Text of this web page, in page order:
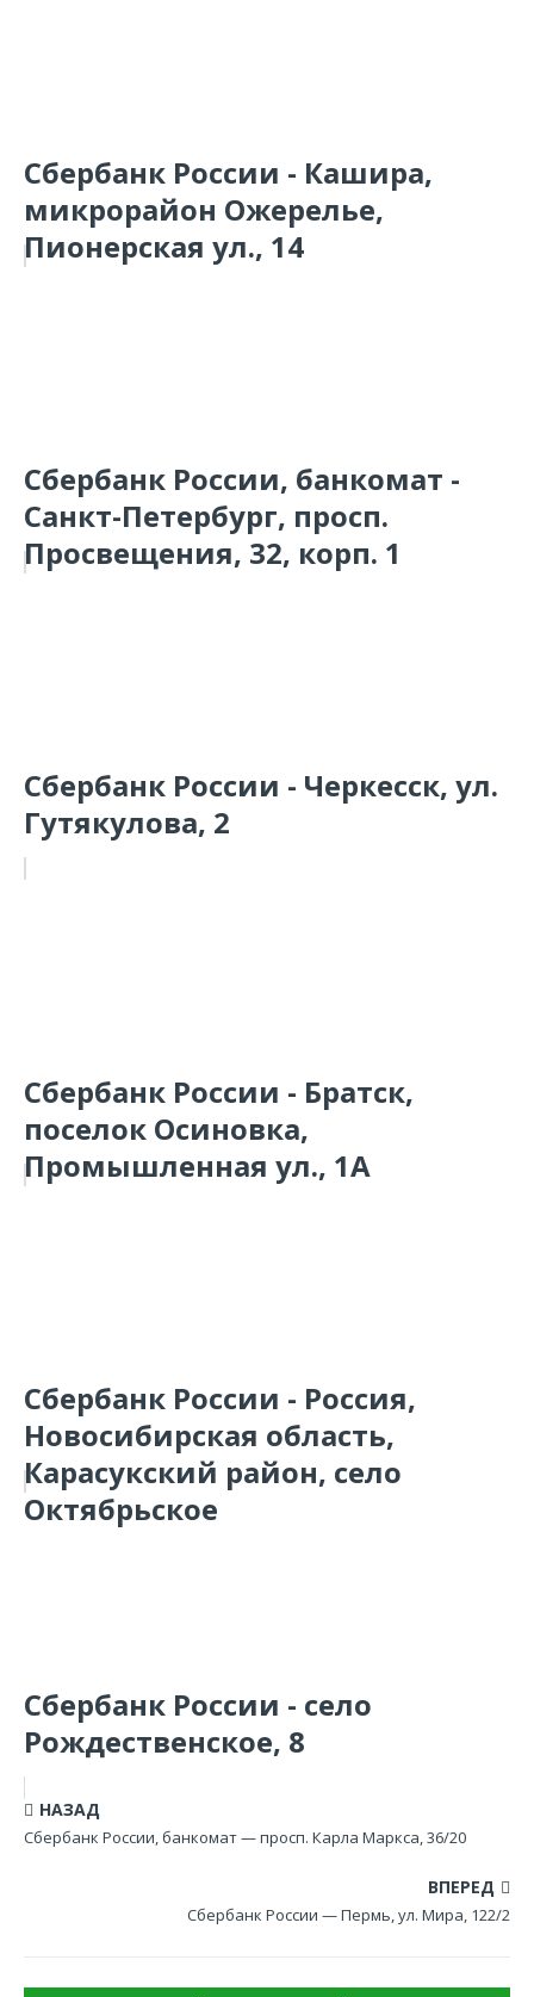
Сбербанк России - Кашира,
микрорайон Ожерелье,
Пионерская ул., 14
Сбербанк России, банкомат -
Санкт-Петербург, просп.
Просвещения, 32, корп. 1
Сбербанк России - Черкесск, ул.
Гутякулова, 2
Сбербанк России - Братск,
поселок Осиновка,
Промышленная ул., 1А
Сбербанк России - Россия,
Новосибирская область,
Карасукский район, село
Октябрьское
Сбербанк России - село
Рождественское, 8
НАЗАД
Сбербанк России, банкомат — просп. Карла Маркса, 36/20
ВПЕРЕД
Сбербанк России — Пермь, ул. Мира, 122/2